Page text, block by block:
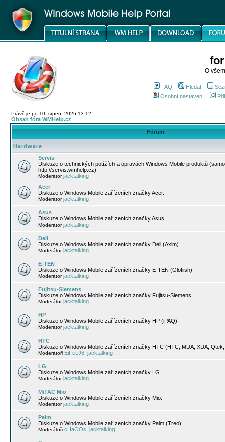
O
FAQ Hledat
Osobní nastavení
Právě je po 10. srpen, 2026 13:12
Obsah fóra WMHelp.cz
Fórum
Hardware
Servis
Diskuze o technických potížích a opravách Windows Mobile produktů
http://servis.wmhelp.cz).
Moderátorjacktalking
Acer
Diskuze o Windows Mobile zařízeních značky Acer.
Moderátorjacktalking
Asus
Diskuze o Windows Mobile zařízeních značky Asus.
Moderátorjacktalking
Dell
Diskuze o Windows Mobile zařízeních značky Dell (Axim).
Moderátorjacktalking
E-TEN
Diskuze o Windows Mobile zařízeních značky E-TEN (Glofiish).
Moderátorjacktalking
Fujitsu-Siemens
Diskuze o Windows Mobile zařízeních značky Fujitsu-Siemens.
Moderátorjacktalking
HP
Diskuze o Windows Mobile zařízeních značky HP (iPAQ).
Moderátorjacktalking
HTC
Diskuze o Windows Mobile zařízeních značky HTC (HTC, MDA, XDA,
Moderátoři EiFeL96 jacktalking
LG
Diskuze o Windows Mobile zařízeních značky LG.
Moderátorjacktalking
MiTAC Mio
Diskuze o Windows Mobile zařízeních značky Mio.
Moderátorjacktalking
Palm
Diskuze o Windows Mobile zařízeních značky Palm (Treo).
Moderátoři cHaOOs jacktalking